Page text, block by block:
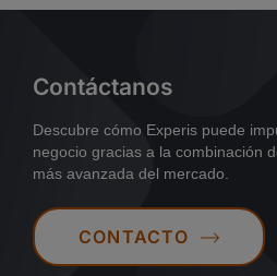
Contáctanos
Descubre cómo Experis puede
negocio gracias a la combinación
más avanzada del mercado.
CONTACTO